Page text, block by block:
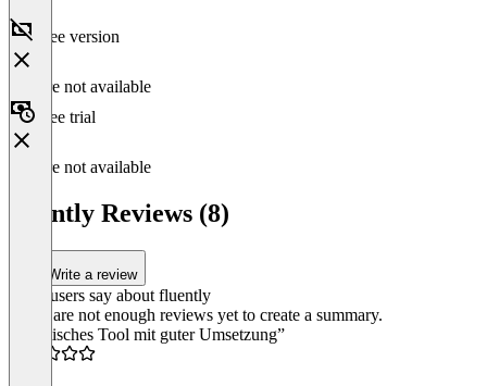
Free version
Feature not available
Free trial
Feature not available
fluently Reviews (8)
Write a review
What users say about fluently
There are not enough reviews yet to create a summary.
“Praktisches Tool mit guter Umsetzung”